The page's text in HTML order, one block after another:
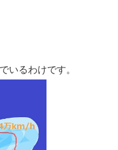
いるわけです。